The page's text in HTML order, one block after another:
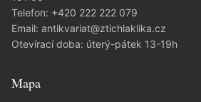
Telefon: +420 222 222 079
Email: antikvariat@ztichlaklika.cz
Otevírací doba: úterý-pátek 13-19h
Mapa